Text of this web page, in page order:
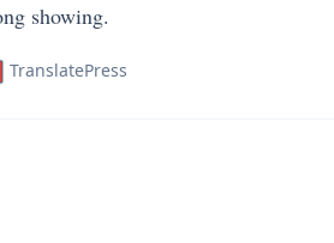
showing.
TranslatePress